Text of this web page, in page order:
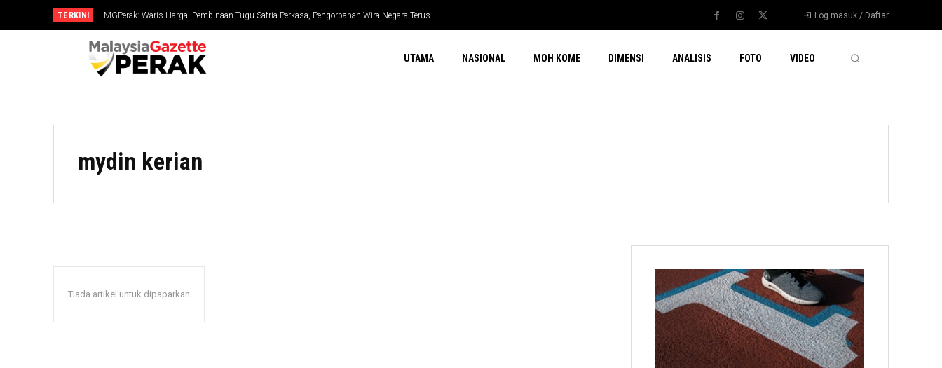
TERKINI
MGPerak: Waris Hargai Pembinaan Tugu Satria Perkasa, Pengorbanan Wira Negara Terus
Dikenang
Log masuk / Daftar
UTAMA NASIONAL MOH KOME DIMENSI ANALISIS FOTO VIDEO
mydin kerian
Tiada artikel untuk dipaparkan